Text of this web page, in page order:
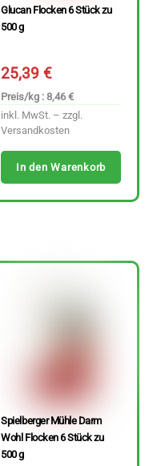
Glucan Flocken 6 Stück zu
500 g
25,39€
Preis/kg : 8,46 €
inkl. MwSt. – zzgl.
Versandkosten
In den Warenkorb
Spielberger Mühle Darm
Wohl Flocken 6 Stück zu
500 g